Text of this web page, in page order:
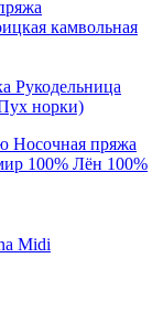
камвольная
Рукодельница
норки)
Носочная пряжа
100% Лён 100%
Midi